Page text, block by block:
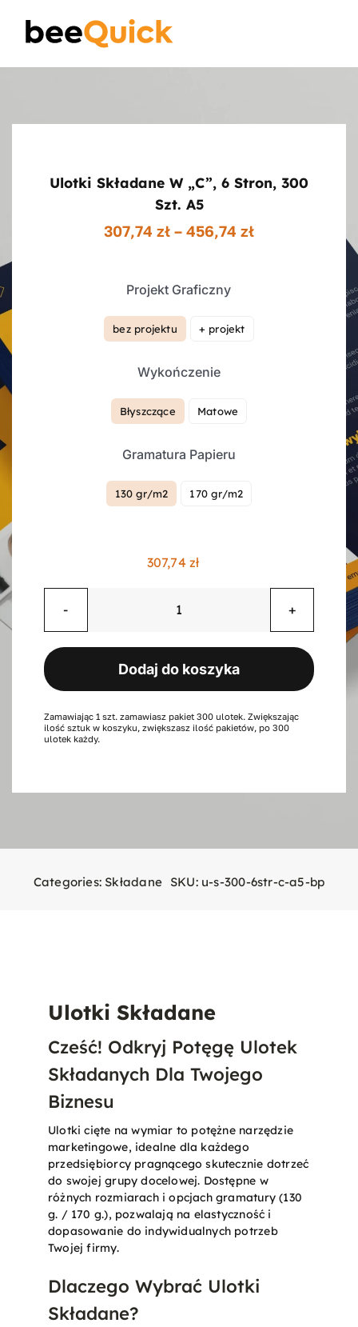
content
Banery Reklamowe
Plakaty
Kontakt
Koszyk
Konto
Ulotki Składane W „c”, 6 Stron, 300
Szt. A5
307,74 zł – 456,74 złZakres
Projekt Graficzny
bez projektu + projekt
Wykończenie
Błyszczące Matowe
Gramatura Papieru
130 gr/m2 170 gr/m2
307,74zł
ilość
w
"c",
6
stron,
A5
Dodaj do koszyka
Zamawiając 1 szt. zamawiasz pakiet 300 ulotek. Zwiększając
ilość sztuk w koszyku, zwiększasz ilość pakietów, po 300
ulotek każdy.
Categories: Składane SKU: u-s-300-6str-c-a5-bp
Ulotki Składane
Cześć! Odkryj Potęgę Ulotek
Składanych Dla Twojego
Biznesu
Ulotki cięte na wymiar to potężne narzędzie
marketingowe, idealne dla każdego
przedsiębiorcy pragnącego skutecznie dotrzeć
do swojej grupy docelowej. Dostępne w
różnych rozmiarach i opcjach gramatury (130
g. / 170 g.), pozwalają na elastyczność i
dopasowanie do indywidualnych potrzeb
Twojej firmy.
Dlaczego Wybrać Ulotki
Składane?